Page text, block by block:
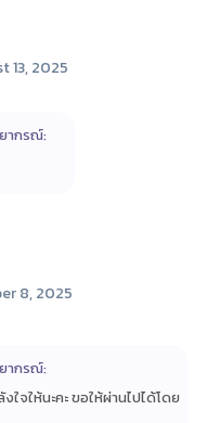
13, 2025
ากรณ์:
8, 2025
ากรณ์:
จให้นะคะ ขอให้ผ่านไปได้โดย